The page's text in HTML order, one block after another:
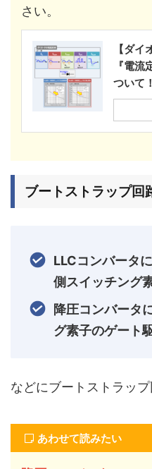
さい。
【ダイ
『電
ついて！
ブートストラップ回
LLCコンバータ
側スイッチング
降圧コンバータ
グ素子のゲート
などにブートストラッ
あわせて読みたい